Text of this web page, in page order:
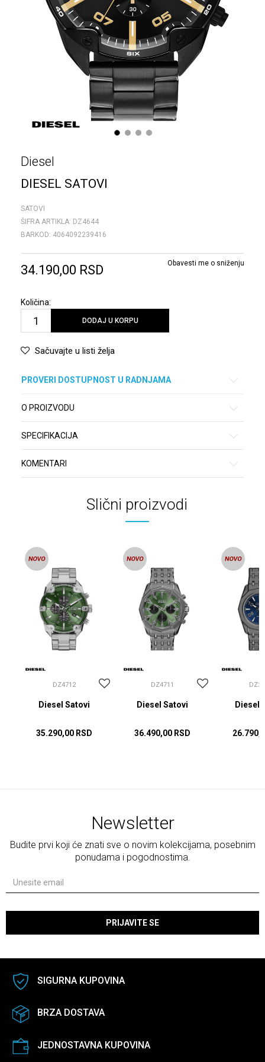
1 2 3 4
Diesel
DIESEL SATOVI
SATOVI
ŠIFRA ARTIKLA: DZ4644
BARKOD: 4064092239416
34.190,00 RSD Obavesti me o sniženju
Količina:
DODAJ U KORPU
Sačuvajte u listi želja
PROVERI DOSTUPNOST U RADNJAMA
O PROIZVODU
SPECIFIKACIJA
KOMENTARI
Slični proizvodi
DZ4712
Diesel Satovi
35.290,00 RSD
DZ4711
Diesel Satovi
36.490,00 RSD
Diesel
Newsletter
Budite prvi koji će znati sve o novim kolekcijama, posebnim
ponudama i pogodnostima.
PRIJAVITE SE
SIGURNA KUPOVINA
BRZA DOSTAVA
JEDNOSTAVNA KUPOVINA